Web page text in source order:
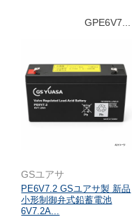
GPE6V7...
GSユアサ
PE6V7.2 GSユアサ製 新品
小形制御弁式鉛蓄電池
6V7.2A...